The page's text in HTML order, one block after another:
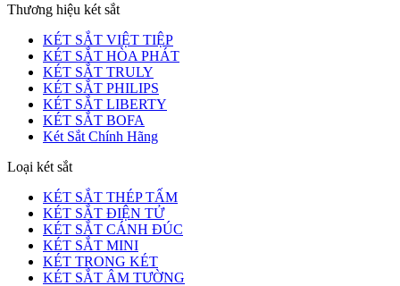
Thương hiệu két sắt
KÉT SẮT VIỆT TIỆP
KÉT SẮT HÒA PHÁT
KÉT SẮT TRULY
KÉT SẮT PHILIPS
KÉT SẮT LIBERTY
KÉT SẮT BOFA
Két Sắt Chính Hãng
Loại két sắt
KÉT SẮT THÉP TẤM
KÉT SẮT ĐIỆN TỬ
KÉT SẮT CÁNH ĐÚC
KÉT SẮT MINI
KÉT TRONG KÉT
KÉT SẮT ÂM TƯỜNG